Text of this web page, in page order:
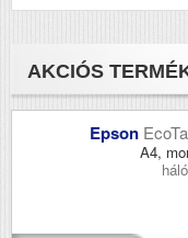
AKCIÓS
Epson
A4,